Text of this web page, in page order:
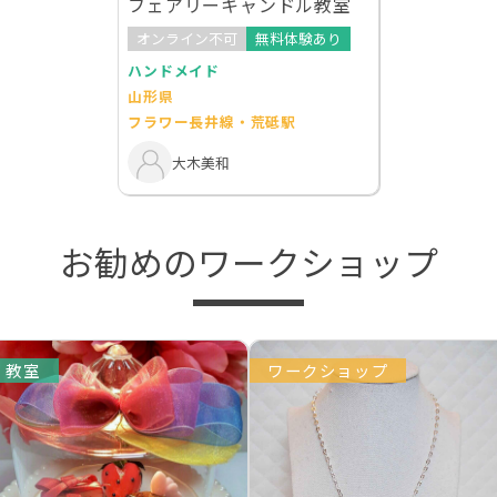
オンライン不可
無料体験あり
ハンドメイド
山形県
フラワー長井線・荒砥駅
大木美和
お勧めのワークショップ
教室 ワークショップ